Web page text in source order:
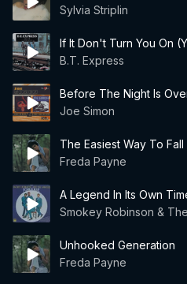
Sylvia Striplin
If It Don't Turn You On
B.T. Express
Before The Night Is
Joe Simon
The Easiest Way To Fall
Freda Payne
A Legend In Its Own
Smokey Robinson &
Unhooked Generation
Freda Payne